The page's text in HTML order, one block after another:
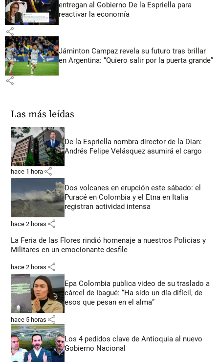
entregan al Gobierno De la Espriella para
reactivar la economía
share
Jáminton Campaz revela su futuro tras brillar
en Argentina: “Quiero salir por la puerta grande”
share
Las más leídas
De la Espriella nombra director de la Dian:
Andrés Felipe Velásquez asumirá el cargo
hace 1 hora share
Dos volcanes en erupción este sábado: el
Puracé en Colombia y el Etna en Italia
registran actividad intensa
hace 2 horas share
La Feria de las Flores rindió homenaje a nuestros Policias y
Militares en un emocionante desfile
hace 2 horas share
Epa Colombia publica video de su traslado a
cárcel de Ibagué: “Ha sido un día difícil, de
esos que pesan en el alma”
hace 5 horas share
Los 4 pedidos clave de Antioquia al nuevo
Gobierno Nacional